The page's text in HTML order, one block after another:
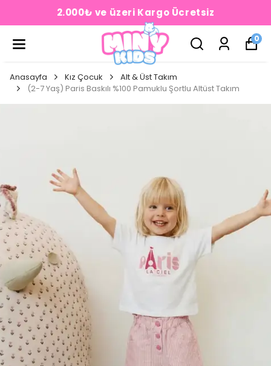
2.000₺ ve üzeri Kargo Ücretsiz
0
Anasayfa Kız Çocuk
Alt & Üst Takım
(2-7 Yaş) Paris Baskılı %100 Pamuklu Şortlu Altüst Takım